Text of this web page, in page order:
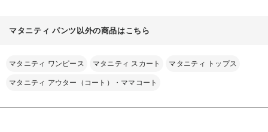
マタニティ パンツ以外の商品はこちら
マタニティ ワンピース マタニティ スカート マタニティ トップス
マタニティ アウター（コート）・ママコート